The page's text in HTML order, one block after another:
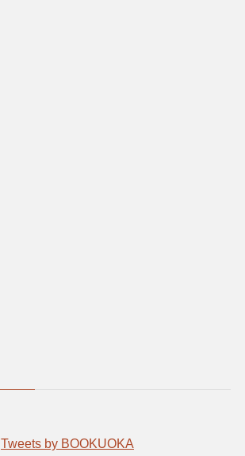
Tweets by BOOKUOKA